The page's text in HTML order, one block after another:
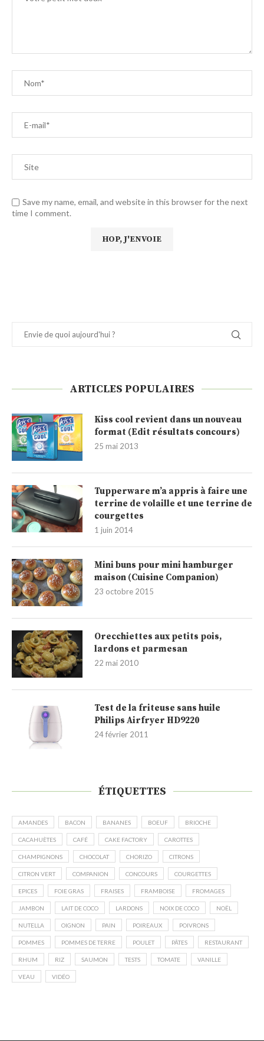
Save my name, email, and website in this browser for the next
time I comment.
ARTICLES POPULAIRES
Kiss cool revient dans un nouveau
format (Edit résultats concours)
25 mai 2013
Tupperware m’a appris à faire une
terrine de volaille et une terrine de
courgettes
1 juin 2014
Mini buns pour mini hamburger
maison (Cuisine Companion)
23 octobre 2015
Orecchiettes aux petits pois,
lardons et parmesan
22 mai 2010
Test de la friteuse sans huile
Philips Airfryer HD9220
24 février 2011
ÉTIQUETTES
AMANDES BACON BANANES BOEUF BRIOCHE
CACAHUÈTES CAFÉ CAKE FACTORY CAROTTES
CHAMPIGNONS CHOCOLAT CHORIZO CITRONS
CITRON VERT COMPANION CONCOURS COURGETTES
EPICES FOIE GRAS FRAISES FRAMBOISE FROMAGES
JAMBON LAIT DE COCO LARDONS NOIX DE COCO NOËL
NUTELLA OIGNON PAIN POIREAUX POIVRONS
POMMES POMMES DE TERRE POULET PÂTES RESTAURANT
RHUM RIZ SAUMON TESTS TOMATE VANILLE
VEAU VIDÉO